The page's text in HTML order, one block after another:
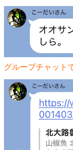
グループチャット